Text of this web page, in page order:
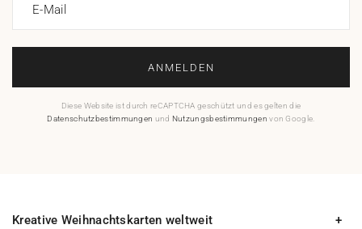
E-Mail
ANMELDEN
Diese Website ist durch reCAPTCHA geschützt und es gelten die
Datenschutzbestimmungen und Nutzungsbestimmungen von Google.
Kreative Weihnachtskarten weltweit